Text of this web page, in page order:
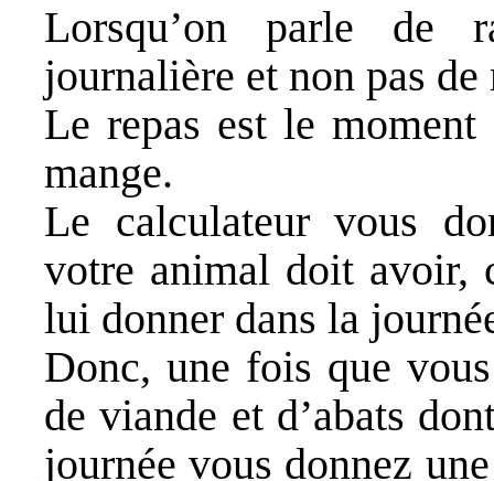
Lorsqu’on parle de
journalière et non pas de
Le repas est le
mange.
Le calculateur vous
votre animal doit avoir,
lui donner dans la
Donc, une fois que
de viande et d’abats
journée vous donnez